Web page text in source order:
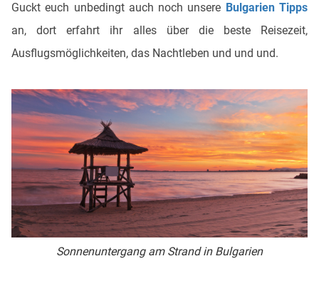
Guckt euch unbedingt auch noch unsere Bulgarien Tipps
an, dort erfahrt ihr alles über die beste Reisezeit,
Ausflugsmöglichkeiten, das Nachtleben und und und.
Sonnenuntergang am Strand in Bulgarien